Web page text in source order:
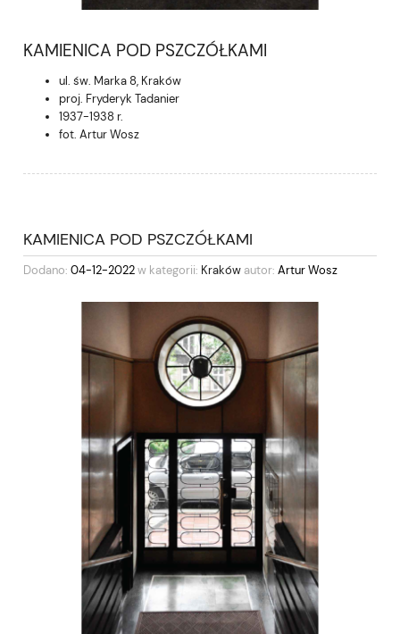
KAMIENICA POD PSZCZÓŁKAMI
ul. św. Marka 8, Kraków
proj. Fryderyk Tadanier
1937-1938 r.
fot. Artur Wosz
KAMIENICA POD PSZCZÓŁKAMI
Dodano: 04-12-2022w kategorii: Kraków autor: Artur Wosz